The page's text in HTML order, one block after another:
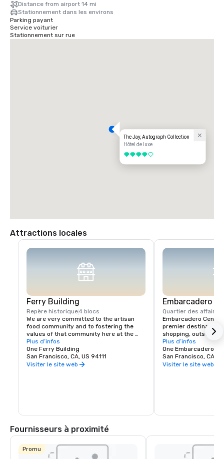
Distance from airport 14 mi
Stationnement dans les environs
Parking payant
Service voiturier
Stationnement sur rue
The Jay, Autograph Collection
Hôtel de luxe
4 sur 5
Attractions locales
Ferry Building
Repère historique4 blocs
We are very committed to the artisan
food community and to fostering the
values of that community here at the
Ferry Building. We envision the Ferry
Building Marketplace as a vibrant
gathering of local farmers, artisan
producers, and independently owned
practice traditional farming or
production techniques and who develop
personal relationships with their
Promote the Bay Area's vast ethnic
diversity and serve and an incubator for
Plus d’infos
One Ferry Building
San Francisco, CA, US 94111
Visiter le site web
Embarcadero
Quartier des affaires
Embarcadero Center
premier destination
shopping,
popular local events.
to explore our
independent film
other on-site
Plus d’infos
One Embarcadero
San Francisco, CA,
Visiter le site web
Fournisseurs à proximité
Promu